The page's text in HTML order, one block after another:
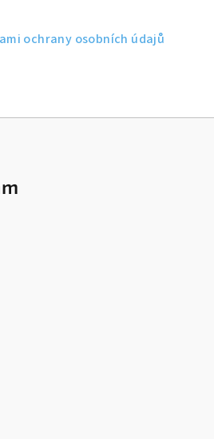
ochrany osobních údajů